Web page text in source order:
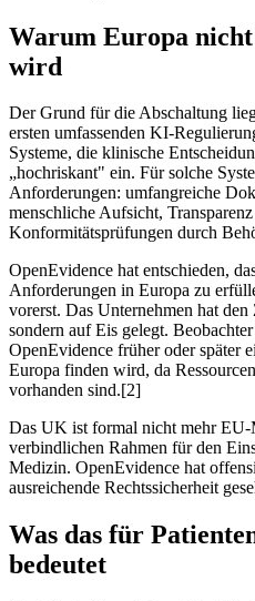
Warum Europa
wird
Der Grund für die Abschaltung
ersten umfassenden KI-
Systeme, die klinische
„hochriskant" ein. Für solche
Anforderungen: umfangreiche
menschliche Aufsicht,
Konformitätsprüfungen durch
OpenEvidence hat entschieden,
Anforderungen in Europa zu
vorerst. Das Unternehmen hat
sondern auf Eis gelegt.
OpenEvidence früher oder später
Europa finden wird, da
vorhanden sind.[2]
Das UK ist formal nicht mehr EU-
verbindlichen Rahmen für den
Medizin. OpenEvidence hat
ausreichende Rechtssicherheit
Was das für
bedeutet